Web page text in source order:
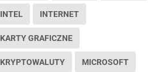
INTEL INTERNET
KARTY GRAFICZNE
KRYPTOWALUTY MICROSOFT